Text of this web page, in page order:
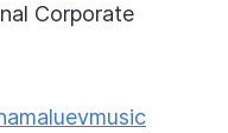
Corporate